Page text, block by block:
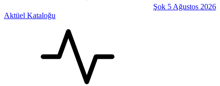
Şok 5 Ağustos 2026
Aktüel Kataloğu